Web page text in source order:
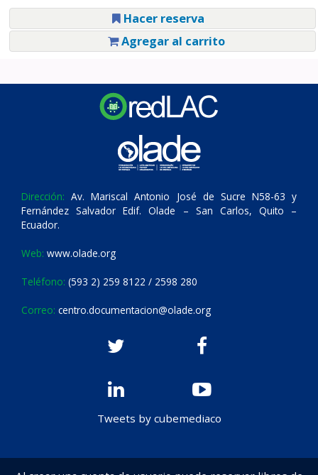
Hacer reserva
Agregar al carrito
Dirección: Av. Mariscal Antonio José de Sucre N58-63 y
Fernández Salvador Edif. Olade – San Carlos, Quito –
Ecuador.
Web: www.olade.org
Teléfono: (593 2) 259 8122 / 2598 280
Correo: centro.documentacion@olade.org
Tweets by cubemediaco